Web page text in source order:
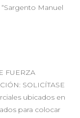
Manuel
FUERZA
SOLICÍTASE
ubicados en
para colocar